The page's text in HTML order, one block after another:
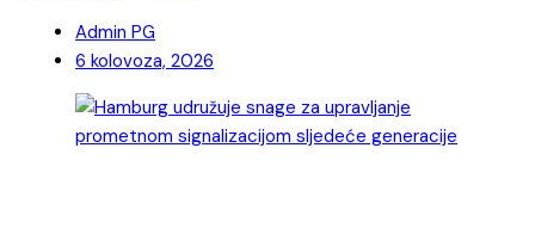
Admin PG
6 kolovoza, 2026